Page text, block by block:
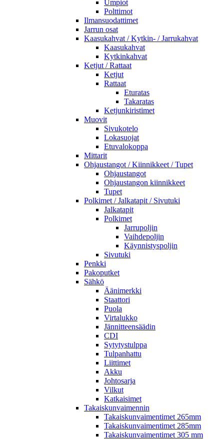
Umpiot
Polttimot
Ilmansuodattimet
Jarrun osat
Kaasukahvat / Kytkin- / Jarrukahvat
Kaasukahvat
Kytkinkahvat
Ketjut / Rattaat
Ketjut
Rattaat
Eturatas
Takaratas
Ketjunkiristimet
Muovit
Sivukotelo
Lokasuojat
Etuvalokoppa
Mittarit
Ohjaustangot / Kiinnikkeet / Tupet
Ohjaustangot
Ohjaustangon kiinnikkeet
Tupet
Polkimet / Jalkatapit / Sivutuki
Jalkatapit
Polkimet
Jarrupoljin
Vaihdepoljin
Käynnistyspoljin
Sivutuki
Penkki
Pakoputket
Sähkö
Äänimerkki
Staattori
Puola
Virtalukko
Jännitteensäädin
CDI
Sytytystulppa
Tulpanhattu
Liittimet
Akku
Johtosarja
Vilkut
Katkaisimet
Takaiskunvaimennin
Takaiskunvaimentimet 265mm
Takaiskunvaimentimet 285mm
Takaiskunvaimentimet 305 mm